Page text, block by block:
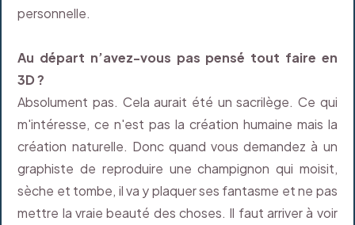
personnelle.
Au départ n’avez-vous pas pensé tout faire en
3D ?
Absolument pas. Cela aurait été un sacrilège. Ce qui
m'intéresse, ce n'est pas la création humaine mais la
création naturelle. Donc quand vous demandez à un
graphiste de reproduire une champignon qui moisit,
sèche et tombe, il va y plaquer ses fantasme et ne pas
mettre la vraie beauté des choses. Il faut arriver à voir